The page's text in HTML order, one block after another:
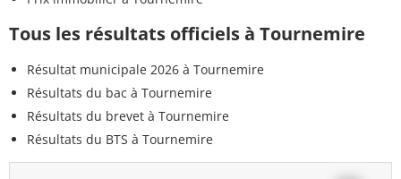
Tous les résultats officiels à Tournemire
Résultat municipale 2026 à Tournemire
Résultats du bac à Tournemire
Résultats du brevet à Tournemire
Résultats du BTS à Tournemire